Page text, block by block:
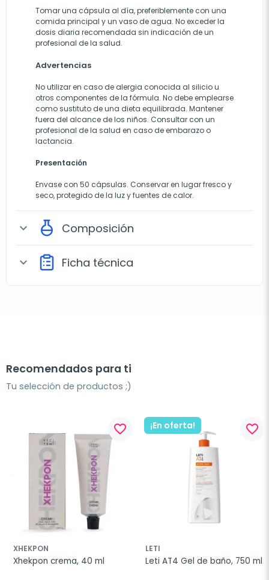
Tomar una cápsula al día, preferiblemente con una
comida principal y un vaso de agua. No exceder la
dosis diaria recomendada sin indicación de un
profesional de la salud.
Advertencias
No utilizar en caso de alergia conocida al silicio u
otros componentes de la fórmula. No debe emplearse
como sustituto de una dieta equilibrada. Mantener
fuera del alcance de los niños. Consultar con un
profesional de la salud en caso de embarazo o
lactancia.
Presentación
Envase con 50 cápsulas. Conservar en lugar fresco y
seco, protegido de la luz y fuentes de calor.
expand_more Composición
expand_more Ficha técnica
Recomendados para ti
Tu selección de productos ;)
favorite_border
XHEKPON
Xhekpon crema, 40 ml
¡En oferta! favorite_border
LETI
Leti AT4 Gel de baño, 750 ml